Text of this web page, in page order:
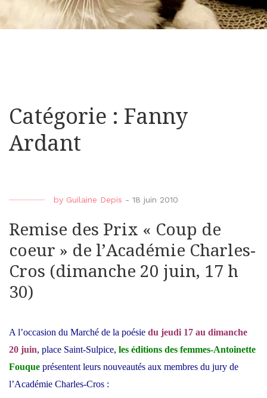
Catégorie : Fanny
Ardant
by Guilaine Depis - 18 juin 2010
Remise des Prix « Coup de
coeur » de l’Académie Charles-
Cros (dimanche 20 juin, 17 h
30)
A l’occasion du Marché de la poésie du jeudi 17 au dimanche
20 juin, place Saint-Sulpice, les éditions des femmes-Antoinette
Fouque présentent leurs nouveautés aux membres du jury de
l’Académie Charles-Cros :